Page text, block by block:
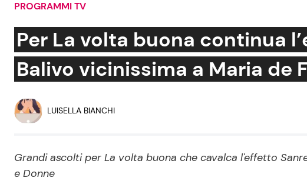
Social News
News dal mondo
Benessere
Mondo Mamma
PROGRAMMI TV
Per La volta buona continua
Balivo vicinissima a Maria de
LUISELLA BIANCHI
Grandi ascolti per La volta buona che cavalca l'effetto
e Donne